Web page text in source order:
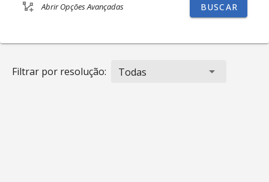
Abrir Opções Avançadas BUSCAR
Filtrar por resolução: Todas